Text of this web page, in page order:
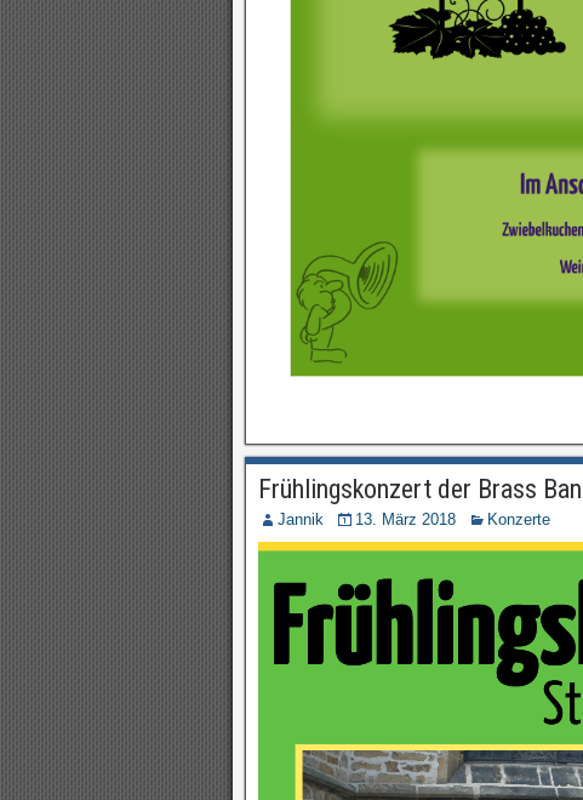
Frühlingskonzert der Brass
Jannik 13. März 2018 Konzerte